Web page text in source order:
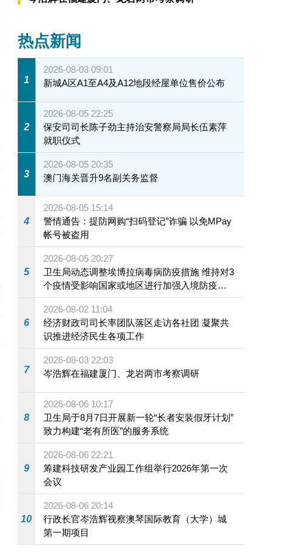
热点新闻
1
2026-08-03 09:01
新城A区A1至A4及A12地段经屋单位售价公布
2
2026-08-05 22:25
保安司司长陈子劲主持治安警察局局长伍素萍
就职仪式
3
2026-08-05 20:35
澳门海关晋升9名副关务监督
4
2026-08-05 15:14
警情通告：提防网购“扫码登记”诈骗 以免MPay
帐号被盗用
5
2026-08-05 20:27
卫生局动态调整埃博拉病毒病防疫措施 维持对3
个疫情受影响国家或地区进行加强入境防疫措
施
6
2026-08-02 11:04
经济财政司司长率团队落区走访各社团 凝聚共
识推进经济民生各项工作
7
2026-08-03 22:03
岑浩辉在福建厦门、龙岩两市考察调研
8
2026-08-06 10:17
卫生局于8月7日开展新一轮“长者安装假牙计划”
致力构建“老有所医”的服务系统
9
2026-08-06 22:21
筹建科技研发产业园工作组举行2026年第一次
会议
10
2026-08-06 20:14
行政长官岑浩辉视察澳琴国际教育（大学）城
第一期项目